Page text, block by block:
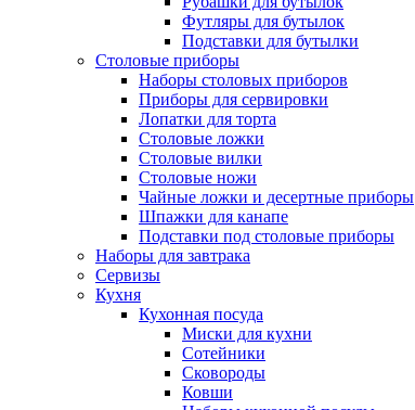
Футляры для бутылок
Подставки для бутылки
Столовые приборы
Наборы столовых приборов
Приборы для сервировки
Лопатки для торта
Столовые ложки
Столовые вилки
Столовые ножи
Чайные ложки и десертные приборы
Шпажки для канапе
Подставки под столовые приборы
Наборы для завтрака
Сервизы
Кухня
Кухонная посуда
Миски для кухни
Сотейники
Сковороды
Ковши